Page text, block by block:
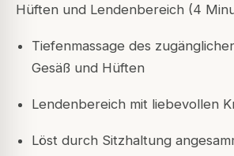
Hüften und Lendenbereich (4
Tiefenmassage des
Gesäß und Hüften
Lendenbereich mit liebevollen
Löst durch Sitzhaltung